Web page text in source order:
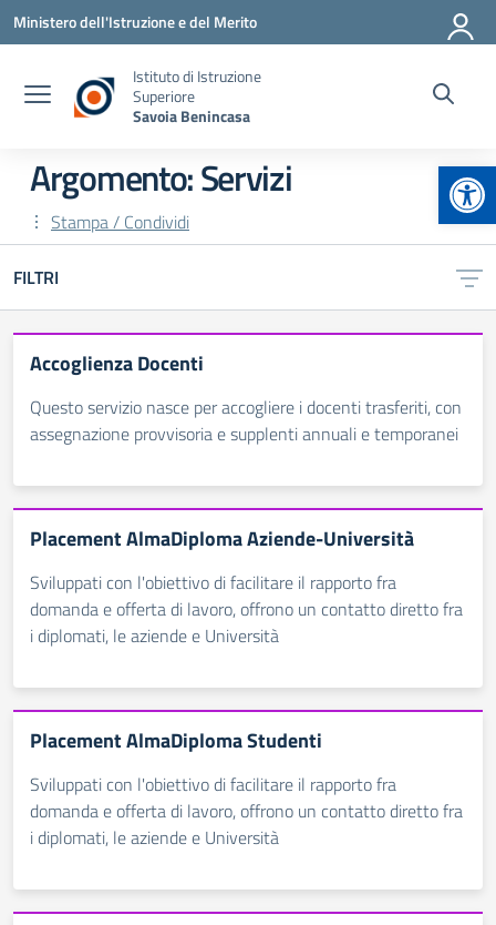
Vai ai contenuti
Vai al menu di navigazione
Vai al footer
Ministero dell'Istruzione e del Merito
Istituto di Istruzione
Superiore
Savoia Benincasa
Argomento: Servizi
Stampa / Condividi
FILTRI
Accoglienza Docenti
Questo servizio nasce per accogliere i docenti trasferiti, con
assegnazione provvisoria e supplenti annuali e temporanei
Placement AlmaDiploma Aziende-Università
Sviluppati con l'obiettivo di facilitare il rapporto fra
domanda e offerta di lavoro, offrono un contatto diretto fra
i diplomati, le aziende e Università
Placement AlmaDiploma Studenti
Sviluppati con l'obiettivo di facilitare il rapporto fra
domanda e offerta di lavoro, offrono un contatto diretto fra
i diplomati, le aziende e Università